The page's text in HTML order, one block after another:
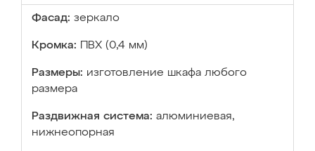
Фасад: зеркало
Кромка: ПВХ (0,4 мм)
Размеры: изготовление шкафа любого
размера
Раздвижная система: алюминиевая,
нижнеопорная